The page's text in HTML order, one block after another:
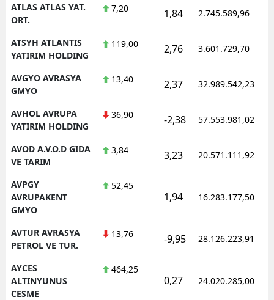
ATLAS ATLAS YAT.
ORT.
7,20 1,84 2.745.589,96
ATSYH ATLANTIS
YATIRIM HOLDING
119,00 2,76 3.601.729,70
AVGYO AVRASYA
GMYO
13,40 2,37 32.989.542,23
AVHOL AVRUPA
YATIRIM HOLDING
36,90 -2,38 57.553.981,02
AVOD A.V.O.D GIDA
VE TARIM
3,84 3,23 20.571.111,92
AVPGY
AVRUPAKENT
GMYO
52,45
1,94 16.283.177,50
AVTUR AVRASYA
PETROL VE TUR.
13,76 -9,95 28.126.223,91
AYCES
ALTINYUNUS
CESME
464,25
0,27 24.020.285,00